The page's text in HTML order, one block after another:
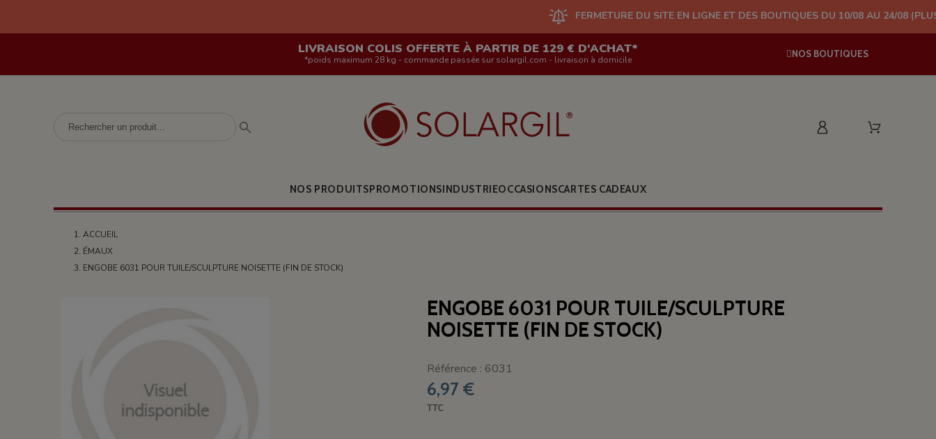
FERMETURE DU SITE EN LIGNE ET DES BOUTIQUES DU 10/08 AU 24/08 (PLUS
LIVRAISON COLIS OFFERTE À PARTIR DE 129 € D'ACHAT*
*poids maximum 28 kg - commande passée sur solargil.com - livraison à domicile
NOS BOUTIQUES
NOS PRODUITSPROMOTIONSINDUSTRIEOCCASIONSCARTES CADEAUX
ACCUEIL
ÉMAUX
ENGOBE 6031 POUR TUILE/SCULPTURE NOISETTE (FIN DE STOCK)
ENGOBE 6031 POUR TUILE/SCULPTURE
NOISETTE (FIN DE STOCK)
Référence : 6031
6,97 €
TTC